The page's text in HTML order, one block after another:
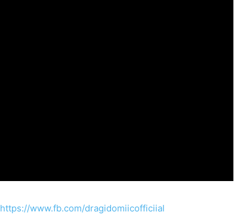
https://www.fb.com/dragidomiicofficiial